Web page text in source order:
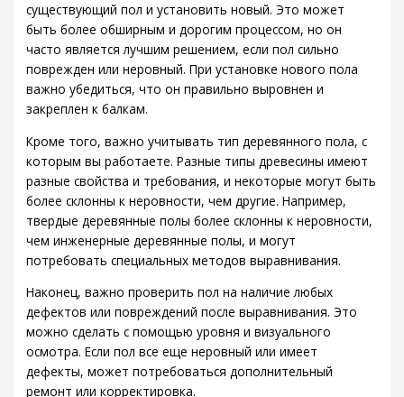
существующий пол и установить новый. Это может
быть более обширным и дорогим процессом, но он
часто является лучшим решением, если пол сильно
поврежден или неровный. При установке нового пола
важно убедиться, что он правильно выровнен и
закреплен к балкам.
Кроме того, важно учитывать тип деревянного пола, с
которым вы работаете. Разные типы древесины имеют
разные свойства и требования, и некоторые могут быть
более склонны к неровности, чем другие. Например,
твердые деревянные полы более склонны к неровности,
чем инженерные деревянные полы, и могут
потребовать специальных методов выравнивания.
Наконец, важно проверить пол на наличие любых
дефектов или повреждений после выравнивания. Это
можно сделать с помощью уровня и визуального
осмотра. Если пол все еще неровный или имеет
дефекты, может потребоваться дополнительный
ремонт или корректировка.